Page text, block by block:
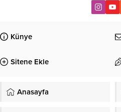
Künye
Sitene Ekle
Anasayfa